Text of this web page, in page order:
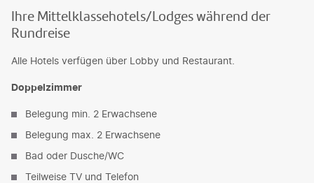
Ihre Mittelklassehotels/Lodges während der
Rundreise
Alle Hotels verfügen über Lobby und Restaurant.
Doppelzimmer
Belegung min. 2 Erwachsene
Belegung max. 2 Erwachsene
Bad oder Dusche/WC
Teilweise TV und Telefon